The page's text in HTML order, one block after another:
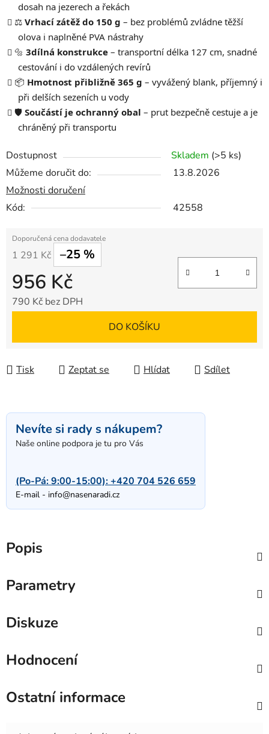
dosah na jezerech a řekách
⚖️ Vrhací zátěž do 150 g – bez problémů zvládne těžší
olova i naplněné PVA nástrahy
🔩 3dílná konstrukce – transportní délka 127 cm, snadné
cestování i do vzdálených revírů
📦 Hmotnost přibližně 365 g – vyvážený blank, příjemný i
při delších sezeních u vody
🛡️ Součástí je ochranný obal – prut bezpečně cestuje a je
chráněný při transportu
Dostupnost Skladem (>5 ks)
Můžeme doručit do:
13.8.2026
Možnosti doručení
Kód:
42558
1 291 Kč –25 %
956 Kč
790 Kč bez DPH
DO KOŠÍKU
Tisk Zeptat se Hlídat Sdílet
Nevíte si rady s nákupem?
Naše online podpora je tu pro Vás
(Po-Pá: 9:00-15:00):+420 704 526 659
E-mail - info@nasenaradi.cz
Popis
Parametry
Diskuze
Hodnocení
Ostatní informace